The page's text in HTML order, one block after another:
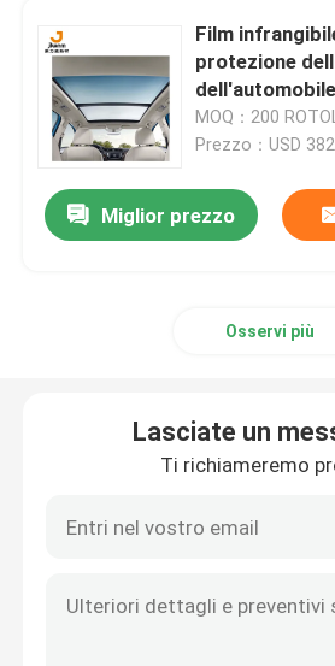
Chi siamo
Contatti
Prodotti
Film di protezione della pittura
Film
protezione
della finestra
smontabile
MOQ：200 ROTOLI
Prezzo：USD
Miglior prezzo
Osservi più
Lasciate un
Ti richiameremo